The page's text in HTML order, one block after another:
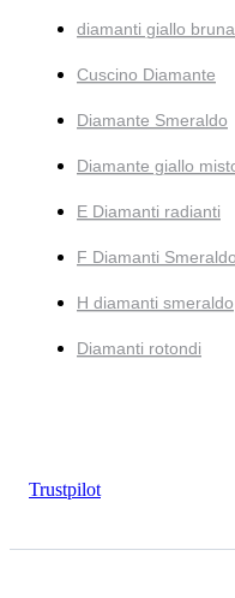
diamanti giallo
Cuscino Diamante
Diamante Smeraldo
Diamante giallo
E Diamanti radianti
F Diamanti Smeraldo
H diamanti smeraldo
Diamanti rotondi
Trustpilot